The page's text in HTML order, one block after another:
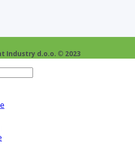
Industry d.o.o. © 2023